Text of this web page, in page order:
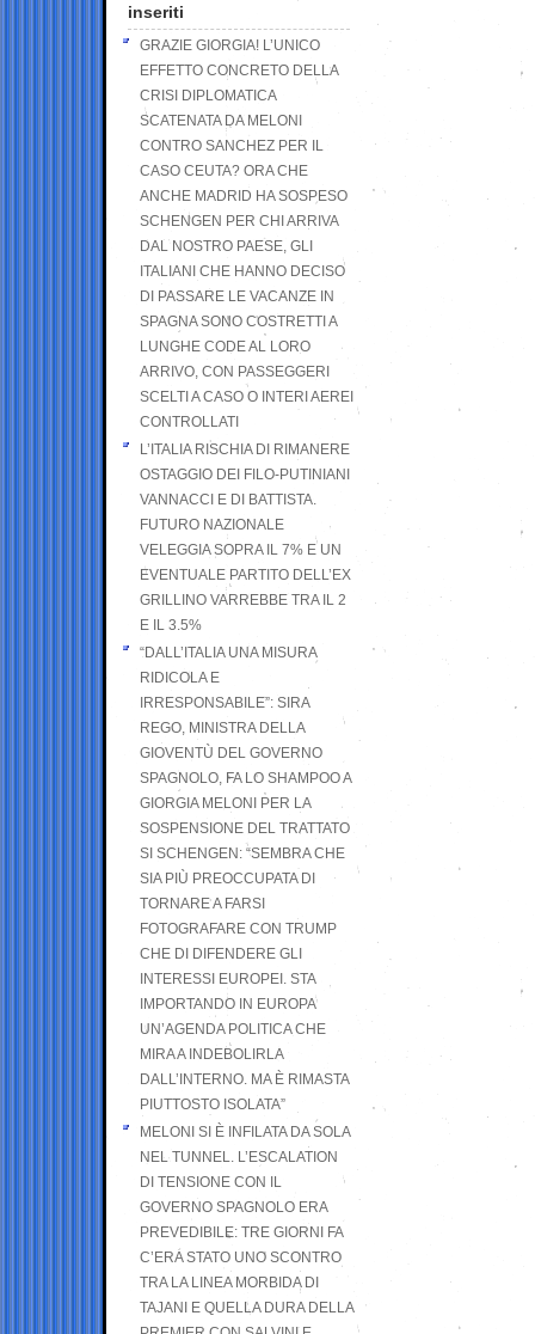
inseriti
GRAZIE GIORGIA! L’UNICO
EFFETTO CONCRETO DELLA
CRISI DIPLOMATICA
SCATENATA DA MELONI
CONTRO SANCHEZ PER IL
CASO CEUTA? ORA CHE
ANCHE MADRID HA SOSPESO
SCHENGEN PER CHI ARRIVA
DAL NOSTRO PAESE, GLI
ITALIANI CHE HANNO DECISO
DI PASSARE LE VACANZE IN
SPAGNA SONO COSTRETTI A
LUNGHE CODE AL LORO
ARRIVO, CON PASSEGGERI
SCELTI A CASO O INTERI AEREI
CONTROLLATI
L’ITALIA RISCHIA DI RIMANERE
OSTAGGIO DEI FILO-PUTINIANI
VANNACCI E DI BATTISTA.
FUTURO NAZIONALE
VELEGGIA SOPRA IL 7% E UN
EVENTUALE PARTITO DELL’EX
GRILLINO VARREBBE TRA IL 2
E IL 3.5%
“DALL’ITALIA UNA MISURA
RIDICOLA E
IRRESPONSABILE”: SIRA
REGO, MINISTRA DELLA
GIOVENTÙ DEL GOVERNO
SPAGNOLO, FA LO SHAMPOO A
GIORGIA MELONI PER LA
SOSPENSIONE DEL TRATTATO
SI SCHENGEN: “SEMBRA CHE
SIA PIÙ PREOCCUPATA DI
TORNARE A FARSI
FOTOGRAFARE CON TRUMP
CHE DI DIFENDERE GLI
INTERESSI EUROPEI. STA
IMPORTANDO IN EUROPA
UN’AGENDA POLITICA CHE
MIRA A INDEBOLIRLA
DALL’INTERNO. MA È RIMASTA
PIUTTOSTO ISOLATA”
MELONI SI È INFILATA DA SOLA
NEL TUNNEL. L’ESCALATION
DI TENSIONE CON IL
GOVERNO SPAGNOLO ERA
PREVEDIBILE: TRE GIORNI FA
C’ERA STATO UNO SCONTRO
TRA LA LINEA MORBIDA DI
TAJANI E QUELLA DURA DELLA